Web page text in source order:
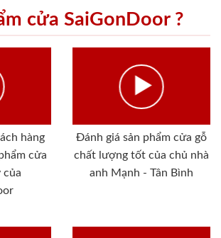
cửa SaiGonDoor ?
hàng
cửa
của
Đánh giá sản phẩm cửa gỗ
chất lượng tốt của chủ nhà
anh Mạnh - Tân Bình